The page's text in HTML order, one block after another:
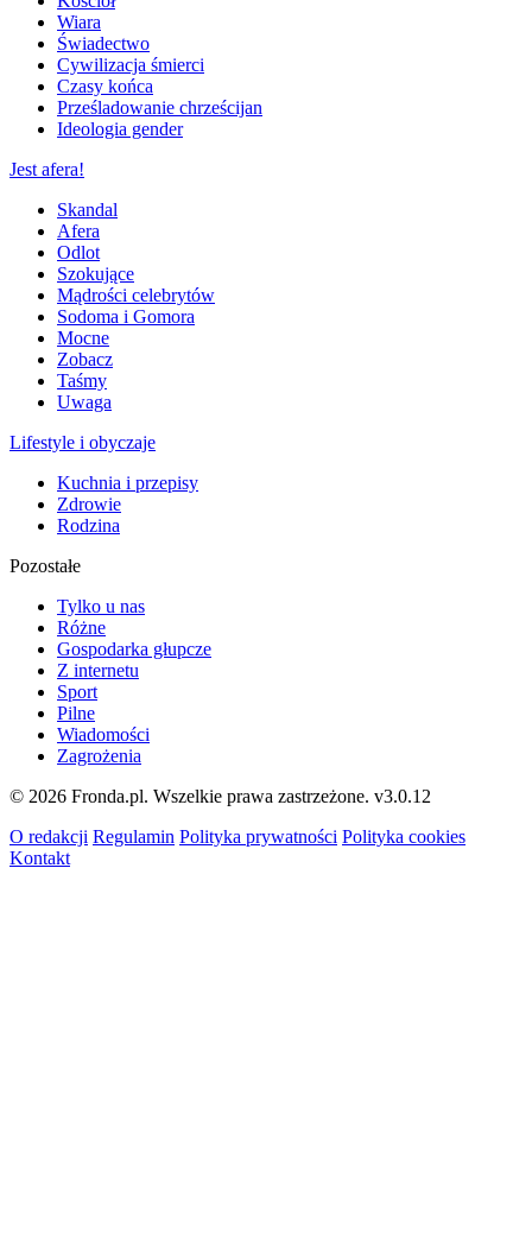
Wiara
Świadectwo
Cywilizacja śmierci
Czasy końca
Prześladowanie chrześcijan
Ideologia gender
Jest afera!
Skandal
Afera
Odlot
Szokujące
Mądrości celebrytów
Sodoma i Gomora
Mocne
Zobacz
Taśmy
Uwaga
Lifestyle i obyczaje
Kuchnia i przepisy
Zdrowie
Rodzina
Pozostałe
Tylko u nas
Różne
Gospodarka głupcze
Z internetu
Sport
Pilne
Wiadomości
Zagrożenia
© 2026 Fronda.pl. Wszelkie prawa zastrzeżone. v3.0.12
O redakcji Regulamin Polityka prywatności Polityka cookies
Kontakt